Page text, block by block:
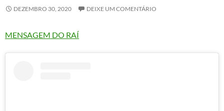
DEZEMBRO 30, 2020 DEIXE UM COMENTÁRIO
MENSAGEM DO RAÍ